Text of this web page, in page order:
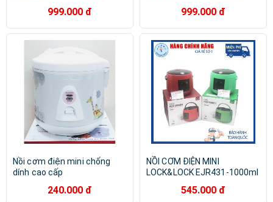
999.000 đ 999.000 đ
Nồi cơm điện mini chống
dính cao cấp
240.000 đ
NỒI CƠM ĐIỆN MINI
LOCK&LOCK EJR431-1000ml
545.000 đ